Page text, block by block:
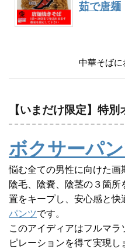
茹で唐麺
中華そばに
【いまだけ限定】特
ボクサーパ
悩む全ての男性に向けた画
陰毛、陰嚢、陰茎の３箇
置をキープし、安心感と快
パンツです。
このアイディアはフルマ
ピレーションを得て実現し